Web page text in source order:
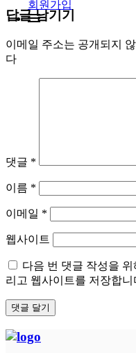
회원가입
답글 남기기
이메일 주소는 공개되지
다
댓글 *
이름 *
이메일 *
웹사이트
다음 번 댓글 작성을
리고 웹사이트를 저장합니